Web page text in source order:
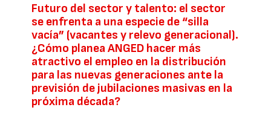
Futuro del sector y talento: el sector
se enfrenta a una especie de “silla
vacía” (vacantes y relevo generacional).
¿Cómo planea ANGED hacer más
atractivo el empleo en la distribución
para las nuevas generaciones ante la
previsión de jubilaciones masivas en la
próxima década?